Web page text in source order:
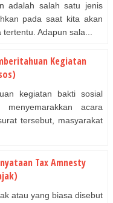
adalah salah satu jenis
pada saat kita akan
Adapun sala...
Kegiatan
kegiatan bakti sosial
menyemarakkan acara
tersebut, masyarakat
Tax Amnesty
atau yang biasa disebut